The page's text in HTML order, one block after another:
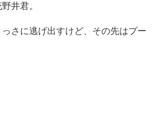
井君。
さに逃げ出すけど、その先はプー